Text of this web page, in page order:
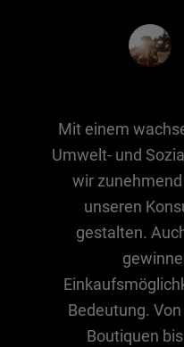
Nachhaltigkeit
Hotel & Reise
Mit einem
Umwelt- und
wir
unseren
gestalten.
Bedeutung.
Boutiquen